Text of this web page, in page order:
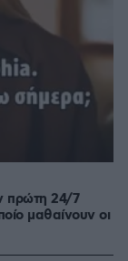
πρώτη 24/7
μαθαίνουν οι